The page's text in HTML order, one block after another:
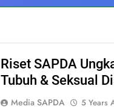
Riset SAPDA
Tubuh & Seksual
Media SAPDA 5 Years